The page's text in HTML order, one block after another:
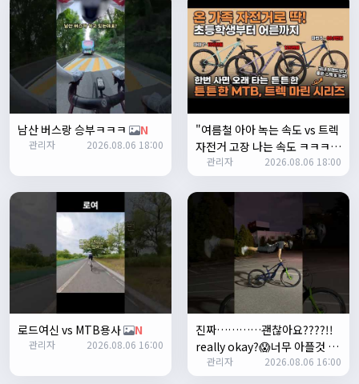
17:23:34
1
17:23:35
쏭박 17:23:38
테스트 2
쏭박17:23:41
테스트 테스트
쏭박17:24:16
쏭박
사진 업로드 테스트
남산 버스랑 승부ㅋㅋㅋ N
관리자 2026.08.06 18:00
"여름철 아아 녹는 속도 vs 트렉
자전거 고장 나는 속도 ㅋㅋㅋ
입문용 MTB 끝판왕 추천"
N
관리자 2026.08.06 18:00
로드여신 vs MTB용사 N
관리자 2026.08.06 16:00
진짜…………괜찮아요????!!
really okay?😱너무 아플것 같
아……ㅜㅜ
N
관리자 2026.08.06 16:00